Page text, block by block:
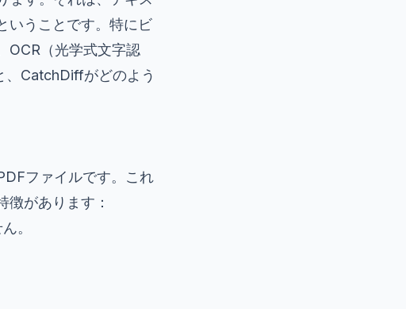
いうことです。特にビ
OCR（光学式文字認
、CatchDiffがどのよう
ファイルです。これ
があります：
。